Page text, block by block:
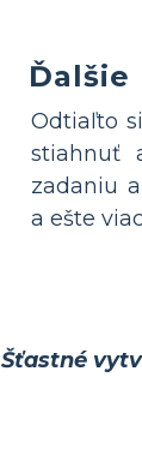
Ďalšie
Odtiaľto
stiahnuť
zadaniu
a ešte
Šťastné